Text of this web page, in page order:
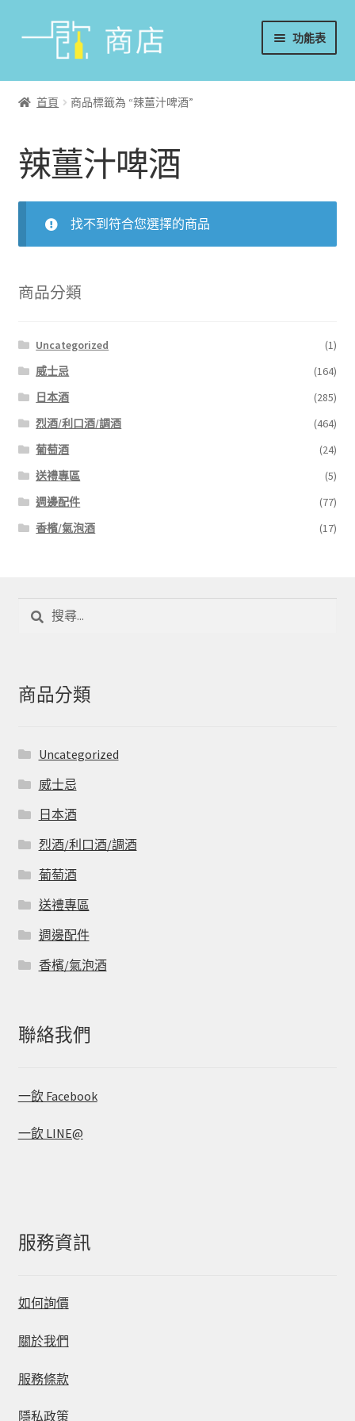
功能表
首頁
香檳/氣泡酒
威士忌
烈酒/利口酒/調酒
日本酒
首頁 商品標籤為 “辣薑汁啤酒”
辣薑汁啤酒
找不到符合您選擇的商品
商品分類
Uncategorized
(1)
威士忌
(164)
日本酒
(285)
烈酒/利口酒/調酒
(464)
葡萄酒
(24)
送禮專區
(5)
週邊配件
(77)
香檳/氣泡酒
(17)
字:
商品分類
Uncategorized
威士忌
日本酒
烈酒/利口酒/調酒
葡萄酒
送禮專區
週邊配件
香檳/氣泡酒
聯絡我們
一飲 Facebook
一飲 LINE@
服務資訊
如何詢價
關於我們
服務條款
隱私政策